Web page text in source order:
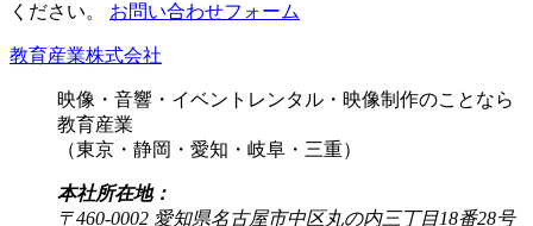
ください。 お問い合わせフォーム
教育産業株式会社
映像・音響・イベントレンタル・映像制作のことなら
教育産業
（東京・静岡・愛知・岐阜・三重）
本社所在地：
〒460-0002 愛知県名古屋市中区丸の内三丁目18番28号